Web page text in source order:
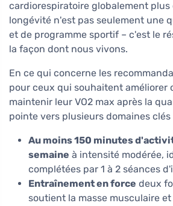
cardiorespiratoire globalement plus
longévité n'est pas seulement une
et de programme sportif – c'est le
la façon dont nous vivons.
En ce qui concerne les
pour ceux qui souhaitent améliorer
maintenir leur VO2 max après la
pointe vers plusieurs domaines clés
Au moins 150 minutes
semaine à intensité modérée,
complétées par 1 à 2 séances
Entraînement en force deux
soutient la masse musculaire